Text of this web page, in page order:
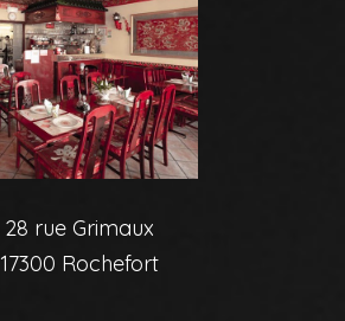
28 rue Grimaux
17300 Rochefort